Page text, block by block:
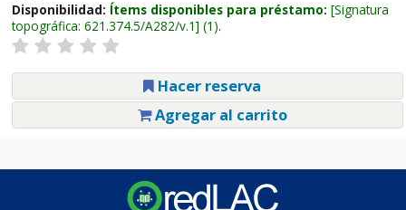
Disponibilidad: Ítems disponibles para préstamo: Signatura
topográfica: 621.374.5/A282/v.1 (1).
Hacer reserva
Agregar al carrito